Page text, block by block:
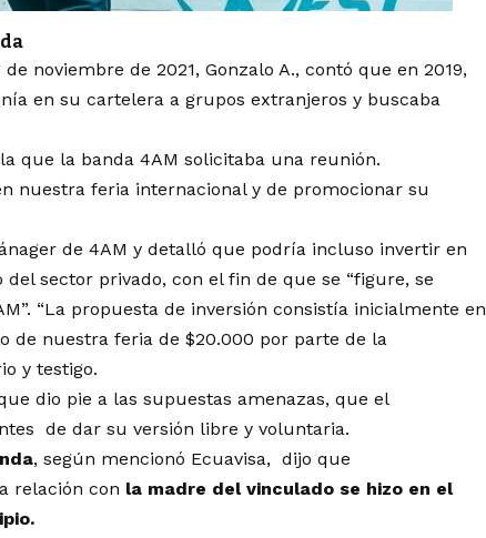
noviembre de 2021, Gonzalo A., contó que en 2019,
en su cartelera a grupos extranjeros y buscaba
que la banda 4AM solicitaba una reunión.
nuestra feria internacional y de promocionar su
de 4AM y detalló que podría incluso invertir en
sector privado, con el fin de que se “figure, se
“La propuesta de inversión consistía inicialmente en
de nuestra feria de $20.000 por parte de la
y testigo.
dio pie a las supuestas amenazas, que el
de dar su versión libre y voluntaria.
, según mencionó Ecuavisa, dijo que
relación con la madre del vinculado se hizo en el